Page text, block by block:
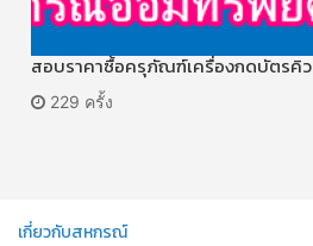
สอบราคาซื้อครุภัณฑ์เครื่องกดบัตรคิว
229 ครั้ง
เกี่ยวกับสหกรณ์